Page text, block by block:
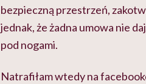
bezpieczną przestrzeń,
jednak, że żadna umowa nie
pod nogami.
Natrafiłam wtedy na